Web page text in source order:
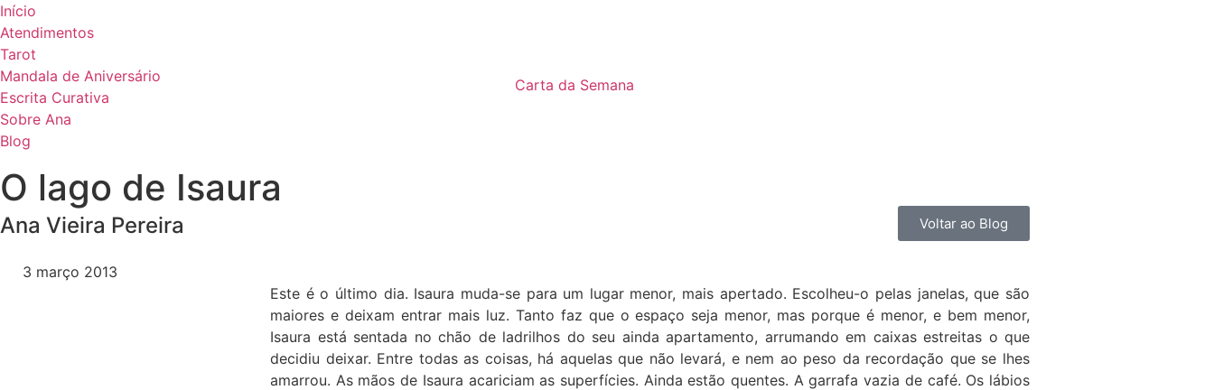
Início
Atendimentos
Tarot
Mandala de Aniversário
Escrita Curativa
Sobre Ana
Blog
Carta da Semana
O lago de Isaura
Ana Vieira Pereira
3 março 2013
Voltar ao Blog
Este é o último dia. Isaura muda-se para um lugar menor, mais apertado. Escolheu-o pelas janelas, que são
maiores e deixam entrar mais luz. Tanto faz que o espaço seja menor, mas porque é menor, e bem menor,
Isaura está sentada no chão de ladrilhos do seu ainda apartamento, arrumando em caixas estreitas o que
decidiu deixar. Entre todas as coisas, há aquelas que não levará, e nem ao peso da recordação que se lhes
amarrou. As mãos de Isaura acariciam as superfícies. Ainda estão quentes. A garrafa vazia de café. Os lábios